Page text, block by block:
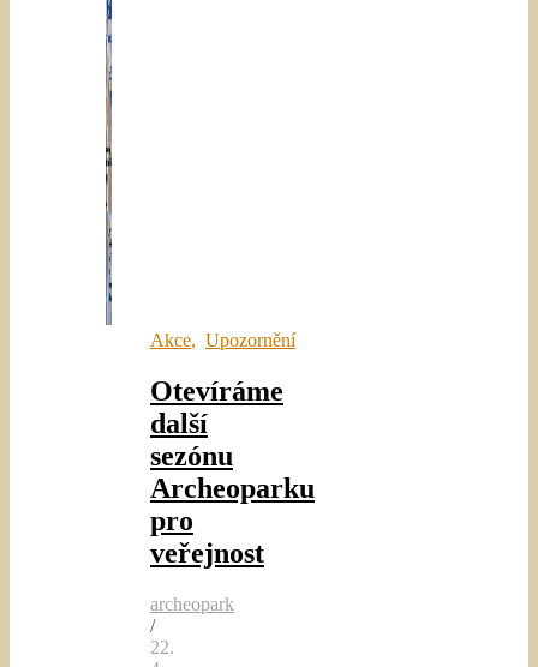
Akce, Upozornění
Otevíráme
další
sezónu
Archeoparku
pro
veřejnost
archeopark
/
22.